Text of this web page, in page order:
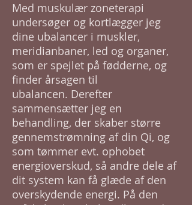
Med muskulær zoneterapi
undersøger og kortlægger jeg
dine ubalancer i muskler,
meridianbaner, led og organer,
som er spejlet på fødderne, og
finder årsagen til
ubalancen. Derefter
sammensætter jeg en
behandling, der skaber større
gennemstrømning af din Qi, og
som tømmer evt. ophobet
energioverskud, så andre dele af
dit system kan få glæde af den
overskydende energi. På den